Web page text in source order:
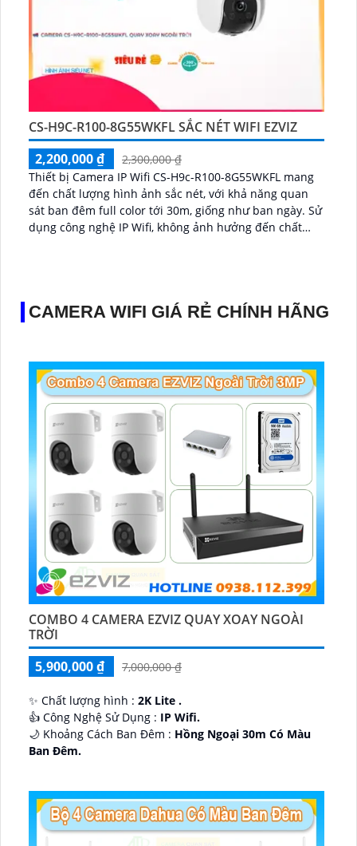
CS-H9C-R100-8G55WKFL SẮC NÉT WIFI EZVIZ
2,200,000 ₫
2,300,000 ₫
Thiết bị Camera IP Wifi CS-H9c-R100-8G55WKFL mang
đến chất lượng hình ảnh sắc nét, với khả năng quan
sát ban đêm full color tới 30m, giống như ban ngày. Sử
dụng công nghệ IP Wifi, không ảnh hưởng đến chất
CAMERA WIFI GIÁ RẺ CHÍNH HÃNG
COMBO 4 CAMERA EZVIZ QUAY XOAY NGOÀI
TRỜI
5,900,000 ₫
7,000,000 ₫
✨ Chất lượng hình : 2K Lite .
👍 Công Nghệ Sử Dụng : IP Wifi.
🌙 Khoảng Cách Ban Đêm : Hồng Ngoại 30m Có Màu
Ban Ðêm.